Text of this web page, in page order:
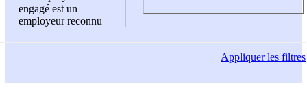
engagé est un
employeur reconnu
Appliquerles filtres